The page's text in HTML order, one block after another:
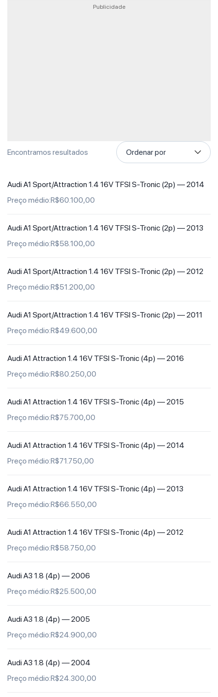
Publicidade
Encontramos resultados
Loading...
Audi A1 Sport/Attraction 1.4 16V TFSI S-Tronic (2p) —2014
Preço médio:R$60.100,00
Audi A1 Sport/Attraction 1.4 16V TFSI S-Tronic (2p) —2013
Preço médio:R$58.100,00
Audi A1 Sport/Attraction 1.4 16V TFSI S-Tronic (2p) —2012
Preço médio:R$51.200,00
Audi A1 Sport/Attraction 1.4 16V TFSI S-Tronic (2p) —2011
Preço médio:R$49.600,00
Audi A1 Attraction 1.4 16V TFSI S-Tronic (4p) —2016
Preço médio:R$80.250,00
Audi A1 Attraction 1.4 16V TFSI S-Tronic (4p) —2015
Preço médio:R$75.700,00
Audi A1 Attraction 1.4 16V TFSI S-Tronic (4p) —2014
Preço médio:R$71.750,00
Audi A1 Attraction 1.4 16V TFSI S-Tronic (4p) —2013
Preço médio:R$66.550,00
Audi A1 Attraction 1.4 16V TFSI S-Tronic (4p) —2012
Preço médio:R$58.750,00
Audi A3 1.8 (4p) —2006
Preço médio:R$25.500,00
Audi A3 1.8 (4p) —2005
Preço médio:R$24.900,00
Audi A3 1.8 (4p) —2004
Preço médio:R$24.300,00